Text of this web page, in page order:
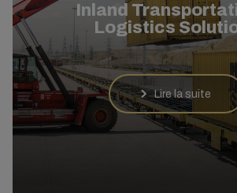
Inland
Logistics
Lire la suite